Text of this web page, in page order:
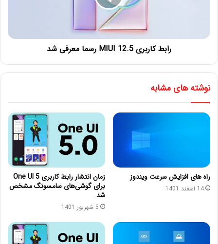
رابط کاربری MIUI 12.5 رسما معرفی شد
نوشته های مشابه
راه های افزایش سرعت ویندوز
14 اسفند 1401
زمان انتشار رابط کاربری One UI 5
برای گوشی‌های سامسونگ مشخص
شد
5 شهریور 1401